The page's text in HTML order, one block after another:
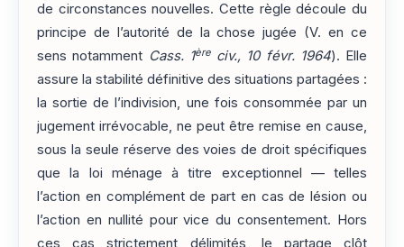
de circonstances nouvelles. Cette règle découle du
principe de l’autorité de la chose jugée (V. en ce
sens notamment Cass. 1èreciv., 10 févr. 1964). Elle
assure la stabilité définitive des situations partagées :
la sortie de l’indivision, une fois consommée par un
jugement irrévocable, ne peut être remise en cause,
sous la seule réserve des voies de droit spécifiques
que la loi ménage à titre exceptionnel — telles
l’action en complément de part en cas de lésion ou
l’action en nullité pour vice du consentement. Hors